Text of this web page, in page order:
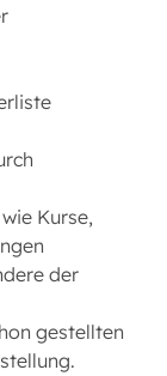
Kurse,
der
gestellten